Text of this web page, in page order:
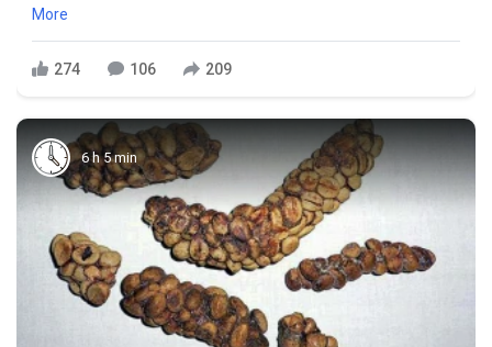
More
274 106 209
6 h 5 min